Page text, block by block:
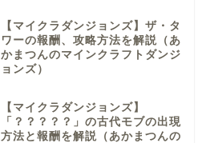
【マイクラダンジョンズ】ザ・タ
ワーの報酬、攻略方法を解説（あ
かまつんのマインクラフトダンジ
ョンズ）
【マイクラダンジョンズ】
「？？？？？」の古代モブの出現
方法と報酬を解説（あかまつんの